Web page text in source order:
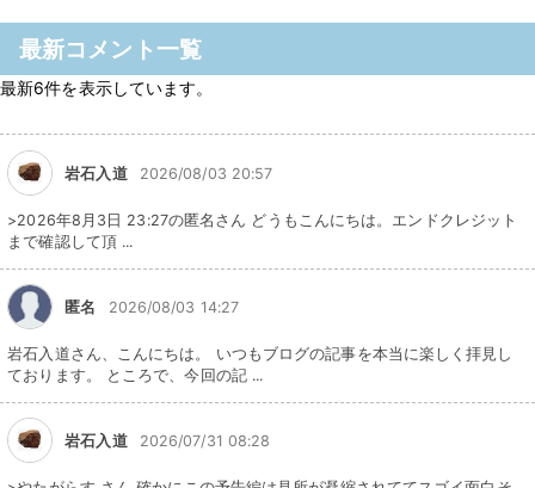
最新コメント一覧
最新6件を表示しています。
岩石入道 2026/08/03 20:57
>2026年8月3日 23:27の匿名さん どうもこんにちは。エンドクレジット
まで確認して頂 ...
匿名 2026/08/03 14:27
岩石入道さん、こんにちは。 いつもブログの記事を本当に楽しく拝見し
ております。 ところで、今回の記 ...
岩石入道 2026/07/31 08:28